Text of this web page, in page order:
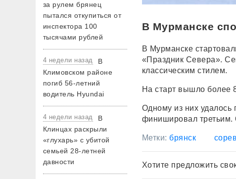
за рулем брянец
пытался откупиться от
инспектора 100
тысячами рублей
4 недели назад
В
Климовском районе
погиб 56-летний
водитель Hyundai
4 недели назад
В
Клинцах раскрыли
«глухарь» с убитой
семьей 28-летней
давности
В Мурманске
В Мурманске
«Праздник Севера».
классическим стилем.
На старт вышло более
Одному из них удалось
финишировал третьим.
Метки: брянск
Хотите предложить